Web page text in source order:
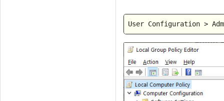
User Configuration >